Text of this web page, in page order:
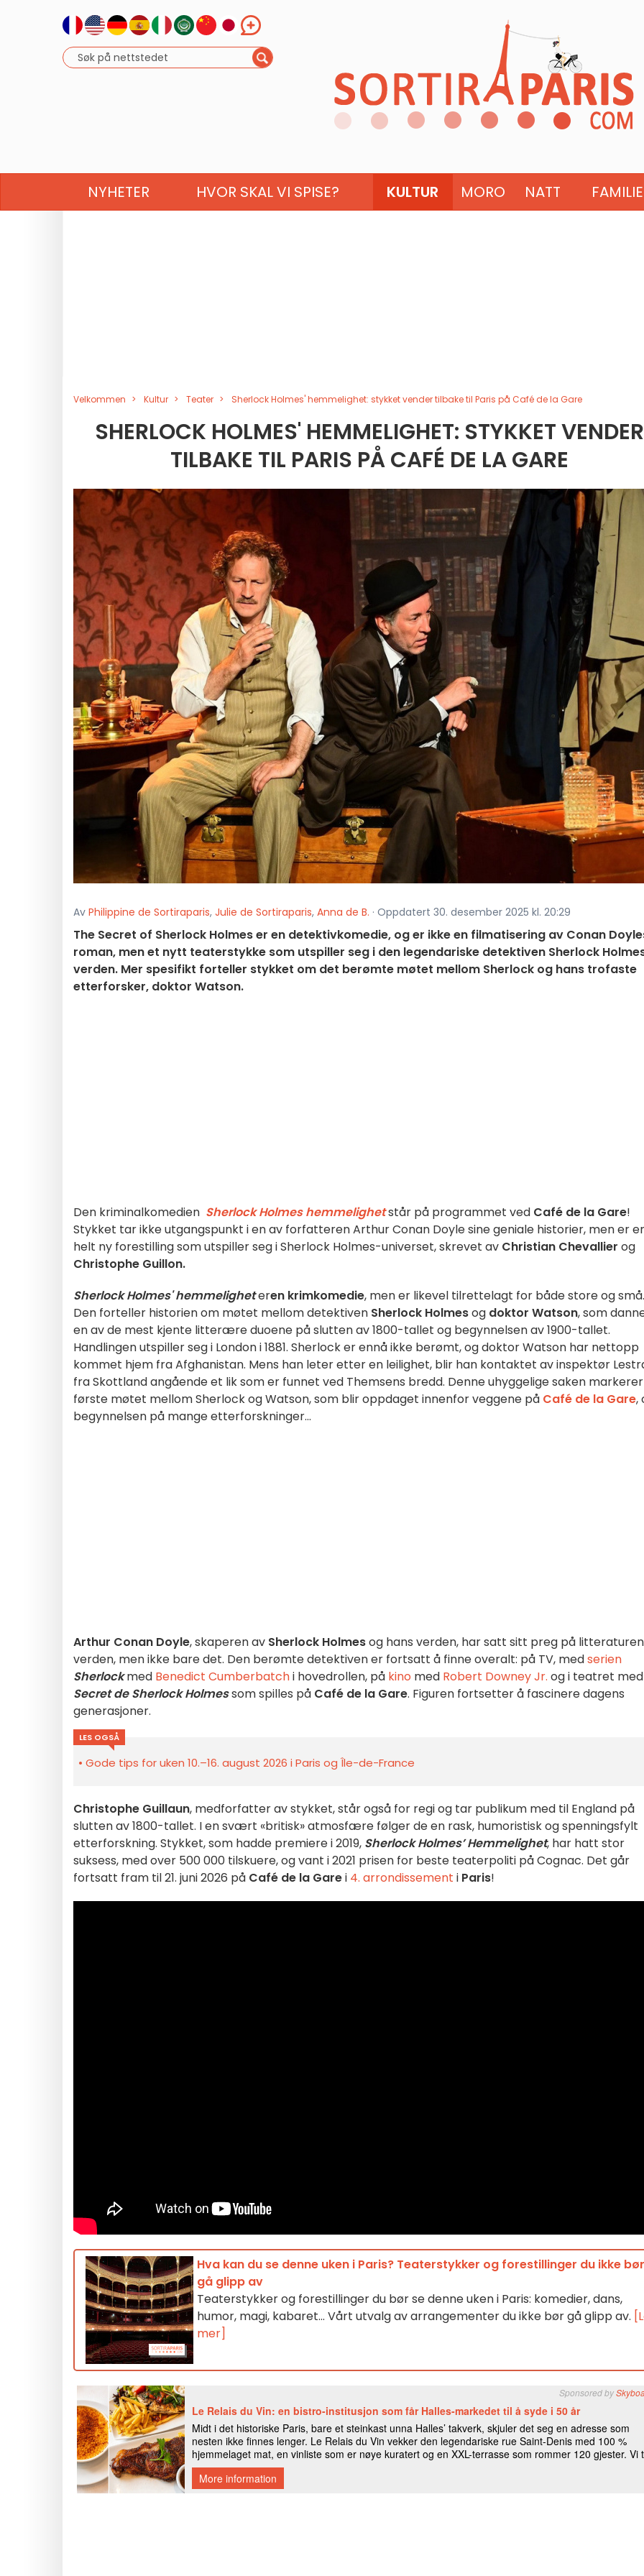
NYHETER HVOR SKAL VI SPISE? KULTUR MORO NATT FAMILIE
Velkommen Kultur Teater Sherlock Holmes' hemmelighet: stykket vender tilbake til Paris på Café de la Gare
SHERLOCK HOLMES' HEMMELIGHET: STYKKET VENDER
TILBAKE TIL PARIS PÅ CAFÉ DE LA GARE
Av Philippine de Sortiraparis, Julie de Sortiraparis, Anna de B. · Oppdatert 30. desember 2025 kl. 20:29
The Secret of Sherlock Holmes er en detektivkomedie, og er ikke en filmatisering av Conan
roman, men et nytt teaterstykke som utspiller seg i den legendariske detektiven Sherlock
verden. Mer spesifikt forteller stykket om det berømte møtet mellom Sherlock og hans trofaste
etterforsker, doktor Watson.
Den kriminalkomedien Sherlock Holmes hemmelighetstår på programmet ved Café de la Gare!
Stykket tar ikke utgangspunkt i en av forfatteren Arthur Conan Doyle sine geniale historier, men er
helt ny forestilling som utspiller seg i Sherlock Holmes-universet, skrevet av Christian Chevallier og
Christophe Guillon.
Sherlock Holmes' hemmeligheteren krimkomedie, men er likevel tilrettelagt for både store og små.
Den forteller historien om møtet mellom detektiven Sherlock Holmesog doktor Watson, som
en av de mest kjente litterære duoene på slutten av 1800-tallet og begynnelsen av 1900-tallet.
Handlingen utspiller seg i London i 1881. Sherlock er ennå ikke berømt, og doktor Watson har nettopp
kommet hjem fra Afghanistan. Mens han leter etter en leilighet, blir han kontaktet av inspektør
fra Skottland angående et lik som er funnet ved Themsens bredd. Denne uhyggelige saken
første møtet mellom Sherlock og Watson, som blir oppdaget innenfor veggene på Café de la Gare,
begynnelsen på mange etterforskninger...
Arthur Conan Doyle, skaperen av Sherlock Holmesog hans verden, har satt sitt preg på
verden, men ikke bare det. Den berømte detektiven er fortsatt å finne overalt: på TV, medserien
Sherlockmed Benedict Cumberbatchi hovedrollen, på kino med Robert Downey Jr. og i teatret
Secret de Sherlock Holmessom spilles på Café de la Gare. Figuren fortsetter å fascinere dagens
generasjoner.
LES OGSÅ
Gode tips for uken 10.–16. august 2026 i Paris og Île-de-France
Christophe Guillaun, medforfatter av stykket, står også for regi og tar publikum med til England på
slutten av 1800-tallet. I en svært «britisk» atmosfære følger de en rask, humoristisk og spenningsfylt
etterforskning. Stykket, som hadde premiere i 2019, Sherlock Holmes’ Hemmelighet, har hatt stor
suksess, med over 500 000 tilskuere, og vant i 2021 prisen for beste teaterpoliti på Cognac. Det går
fortsatt fram til 21. juni 2026 på Café de la Garei 4. arrondissement i Paris!
Hva kan du se denne uken i Paris? Teaterstykker og forestillinger du ikke bør
gå glipp av
Teaterstykker og forestillinger du bør se denne uken i Paris: komedier, dans,
humor, magi, kabaret... Vårt utvalg av arrangementer du ikke bør gå glipp av.
mer]